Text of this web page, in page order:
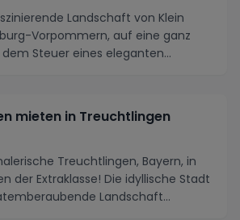
Landschaft von Klein
Vorpommern, auf eine ganz
Steuer eines eleganten
mieten in Treuchtlingen
Treuchtlingen, Bayern, in
der Extraklasse! Die idyllische Stadt
Landschaft...